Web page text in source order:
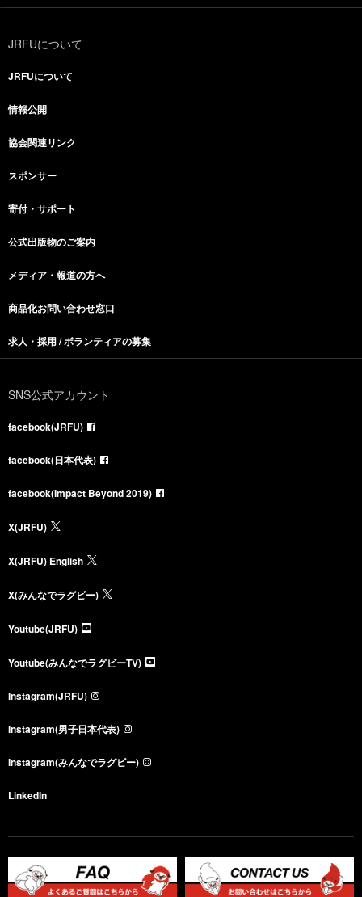
JRFUについて
JRFUについて
情報公開
協会関連リンク
スポンサー
寄付・サポート
公式出版物のご案内
メディア・報道の方へ
商品化お問い合わせ窓口
求人・採用 / ボランティアの募集
SNS公式アカウント
facebook(JRFU)
facebook(日本代表)
facebook(Impact Beyond 2019)
X(JRFU)
X(JRFU) English
X(みんなでラグビー)
Youtube(JRFU)
Youtube(みんなでラグビーTV)
Instagram(JRFU)
Instagram(男子日本代表)
Instagram(みんなでラグビー)
LinkedIn